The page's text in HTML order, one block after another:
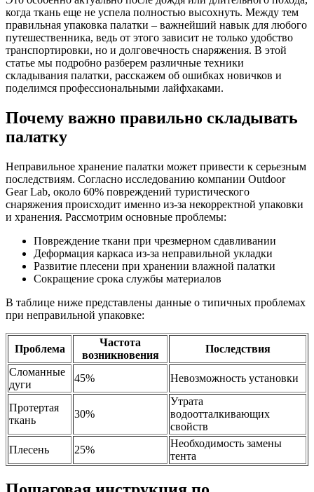
когда ткань еще не успела полностью высохнуть. Между тем
правильная упаковка палатки – важнейший навык для любого
путешественника, ведь от этого зависит не только удобство
транспортировки, но и долговечность снаряжения. В этой
статье мы подробно разберем различные техники
складывания палатки, расскажем об ошибках новичков и
поделимся профессиональными лайфхаками.
Почему важно правильно складывать
палатку
Неправильное хранение палатки может привести к серьезным
последствиям. Согласно исследованию компании Outdoor
Gear Lab, около 60% повреждений туристического
снаряжения происходит именно из-за некорректной упаковки
и хранения. Рассмотрим основные проблемы:
Повреждение ткани при чрезмерном сдавливании
Деформация каркаса из-за неправильной укладки
Развитие плесени при хранении влажной палатки
Сокращение срока службы материалов
В таблице ниже представлены данные о типичных проблемах
при неправильной упаковке:
Проблема
Частота
возникновения
Последствия
Сломанные
дуги
45% Невозможность установки
Протертая
ткань
30%
Утрата
водоотталкивающих
свойств
Плесень
25%
Необходимость замены
тента